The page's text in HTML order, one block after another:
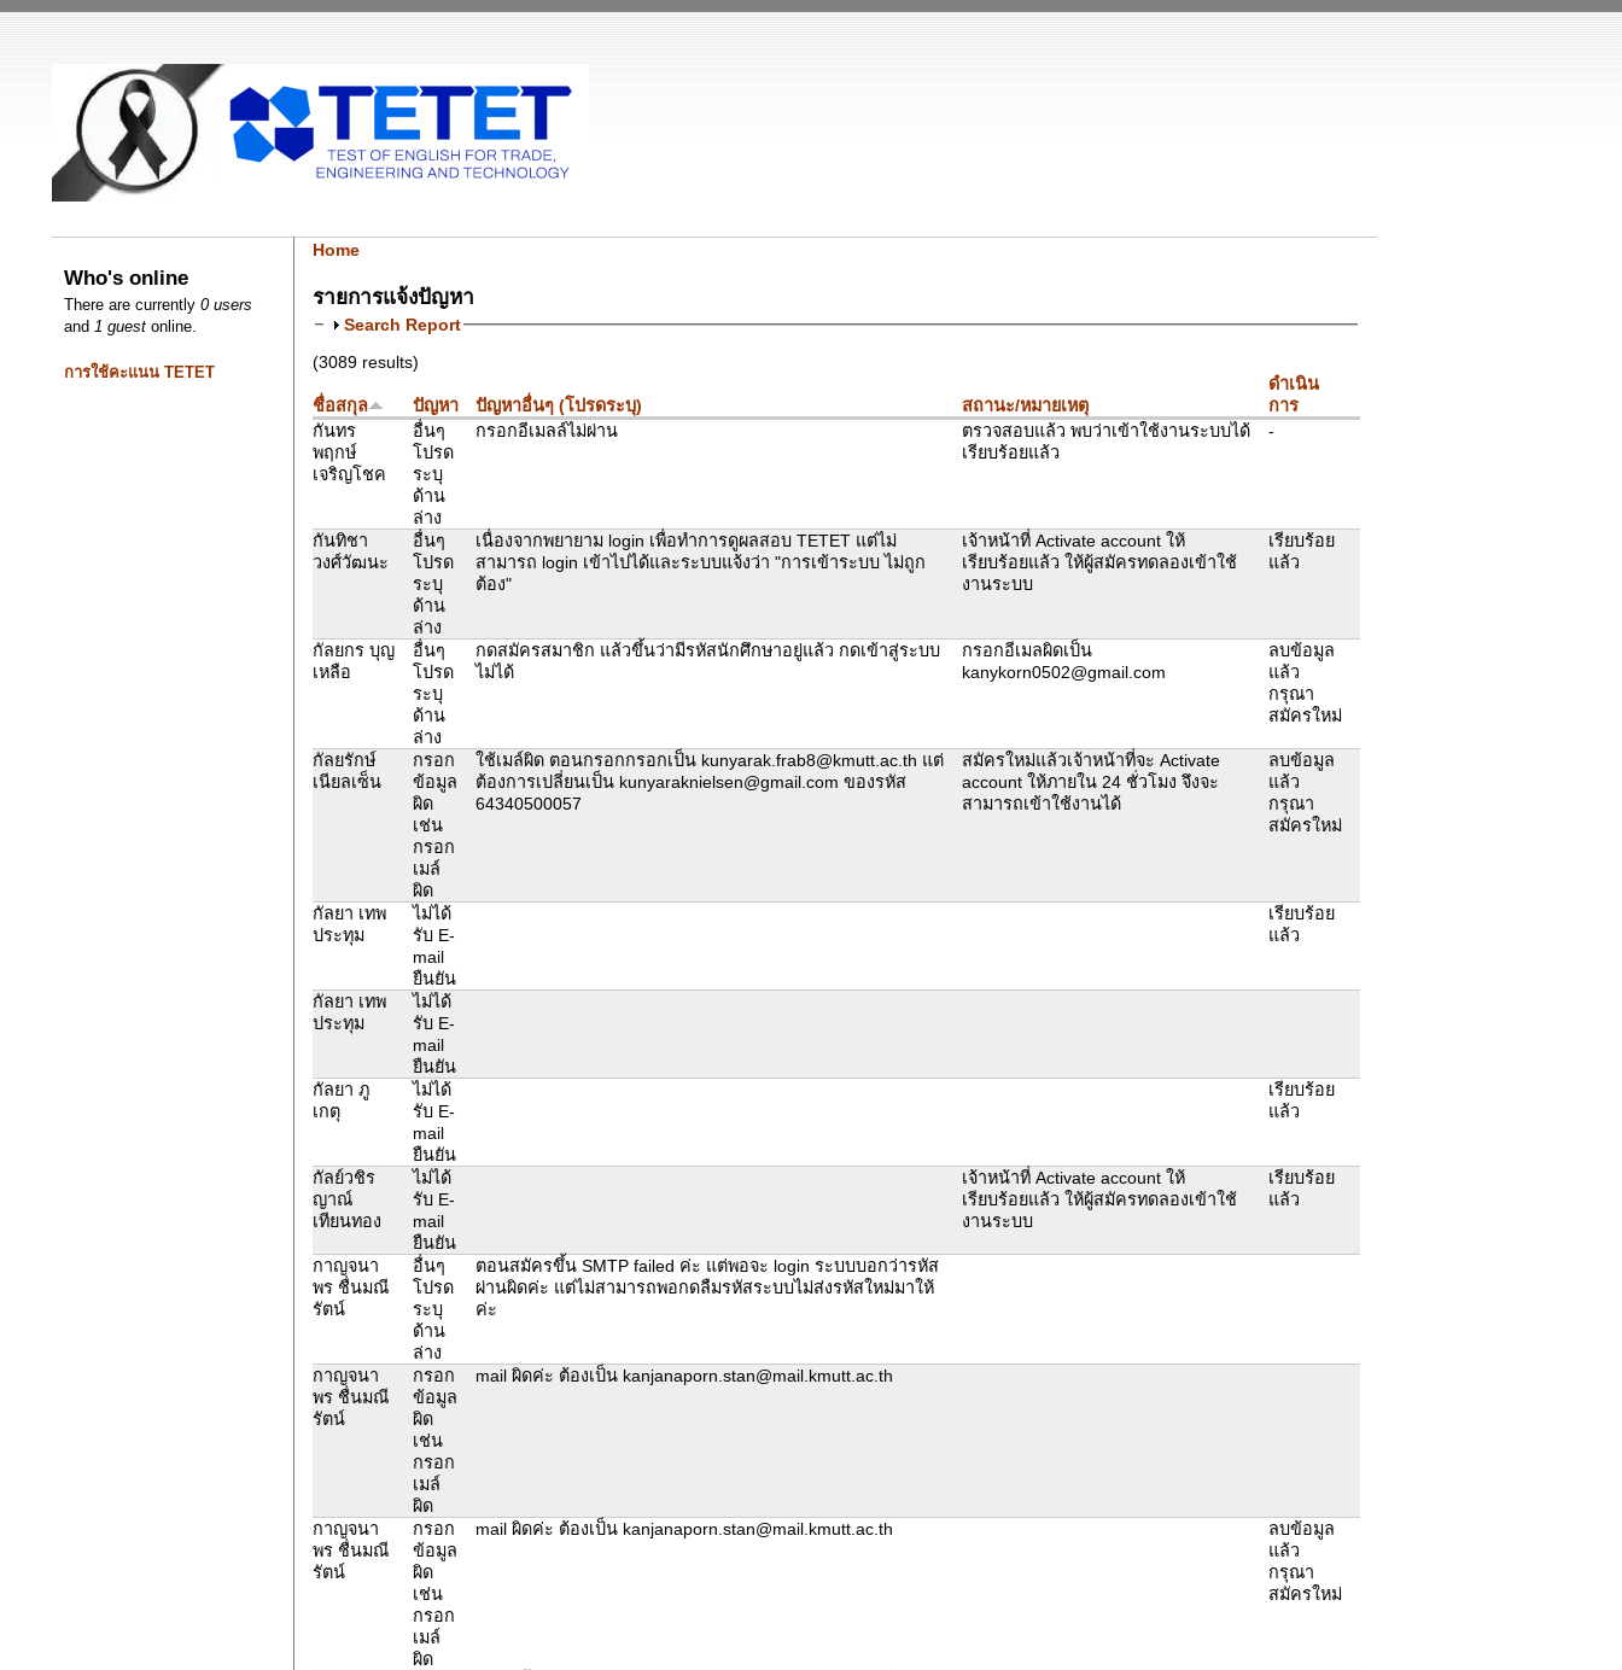
Who's online
There are currently0 users
and 1 guest online.
การใช้คะแนน TETET
Home
รายการแจ้งปัญหา
Search Report
(3089 results)
ชื่อสกุล ปัญหา ปัญหาอื่นๆ (โปรดระบุ) สถานะ/หมายเหตุ
ดำเนิน
การ
กันทร​
พฤกษ์​
เจริญ​โชค​
อื่นๆ
โปรด
ระบุ
ด้าน
ล่าง
กรอกอีเมลล์ไม่ผ่าน
ตรวจสอบแล้ว พบว่าเข้าใช้งานระบบได้
เรียบร้อยแล้ว
-
กันทิชา
วงศ์วัฒนะ
อื่นๆ
โปรด
ระบุ
ด้าน
ล่าง
เนื่องจากพยายาม login เพื่อทำการดูผลสอบ TETET แต่ไม่
สามารถ login เข้าไปได้และระบบแจ้งว่า "การเข้าระบบ ไม่ถูก
ต้อง"
เจ้าหน้าที่ Activate account ให้
เรียบร้อยแล้ว ให้ผู้สมัครทดลองเข้าใช้
งานระบบ
เรียบร้อย
แล้ว
กัลยกร บุญ
เหลือ
อื่นๆ
โปรด
ระบุ
ด้าน
ล่าง
กดสมัครสมาชิก แล้วขึ้นว่ามีรหัสนักศึกษาอยู่แล้ว กดเข้าสู่ระบบ
ไม่ได้
กรอกอีเมลผิดเป็น
kanykorn0502@gmail.com
ลบข้อมูล
แล้ว
กรุณา
สมัครใหม่
กัลยรักษ์
เนียลเซ็น
กรอก
ข้อมูล
ผิด
เช่น
กรอก
เมล์
ผิด
ใช้เมล์ผิด ตอนกรอกกรอกเป็น kunyarak.frab8@kmutt.ac.th แต่
ต้องการเปลี่ยนเป็น kunyaraknielsen@gmail.com ของรหัส
64340500057
สมัครใหม่แล้วเจ้าหน้าที่จะ Activate
account ให้ภายใน 24 ชั่วโมง จึงจะ
สามารถเข้าใช้งานได้
ลบข้อมูล
แล้ว
กรุณา
สมัครใหม่
กัลยา เทพ
ประทุม
ไม่ได้
รับ E-
mail
ยืนยัน
เรียบร้อย
แล้ว
กัลยา เทพ
ประทุม
ไม่ได้
รับ E-
mail
ยืนยัน
กัลยา​ ภู​
เกตุ​
ไม่ได้
รับ E-
mail
ยืนยัน
เรียบร้อย
แล้ว
กัลย์วชิร
ญาณ์
เทียนทอง
ไม่ได้
รับ E-
mail
ยืนยัน
เจ้าหน้าที่ Activate account ให้
เรียบร้อยแล้ว ให้ผู้สมัครทดลองเข้าใช้
งานระบบ
เรียบร้อย
แล้ว
กาญจนา
พร ชื่นมณี
รัตน์
อื่นๆ
โปรด
ระบุ
ด้าน
ล่าง
ตอนสมัครขึ้น SMTP failed ค่ะ แต่พอจะ login ระบบบอกว่ารหัส
ผ่านผิดค่ะ แต่ไม่สามารถพอกดลืมรหัสระบบไม่ส่งรหัสใหม่มาให้
ค่ะ
กาญจนา
พร ชื่นมณี
รัตน์
กรอก
ข้อมูล
ผิด
เช่น
กรอก
เมล์
ผิด
mail ผิดค่ะ ต้องเป็น kanjanaporn.stan@mail.kmutt.ac.th
กาญจนา
พร ชื่นมณี
รัตน์
กรอก
ข้อมูล
ผิด
เช่น
กรอก
เมล์
ผิด
mail ผิดค่ะ ต้องเป็น kanjanaporn.stan@mail.kmutt.ac.th
ลบข้อมูล
แล้ว
กรุณา
สมัครใหม่